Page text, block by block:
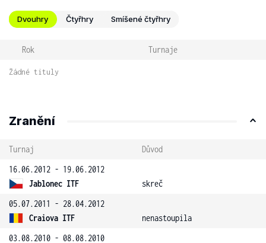
Dvouhry Čtyřhry Smíšené čtyřhry
Rok Turnaje
Žádné tituly
Zranění
Turnaj
Důvod
16.06.2012 - 19.06.2012
Jablonec ITF
skreč
05.07.2011 - 28.04.2012
Craiova ITF
nenastoupila
03.08.2010 - 08.08.2010